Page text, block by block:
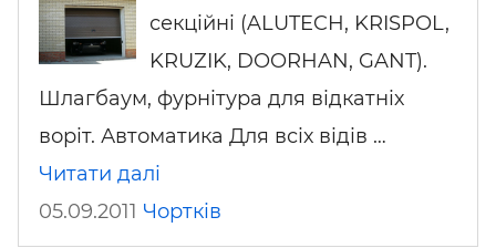
секційні (ALUTECH, KRISPOL,
KRUZIK, DOORHAN, GANT).
Шлагбаум, фурнітура для відкатніх
воріт. Автоматика Для всіх відів …
Читати далі
05.09.2011 Чортків